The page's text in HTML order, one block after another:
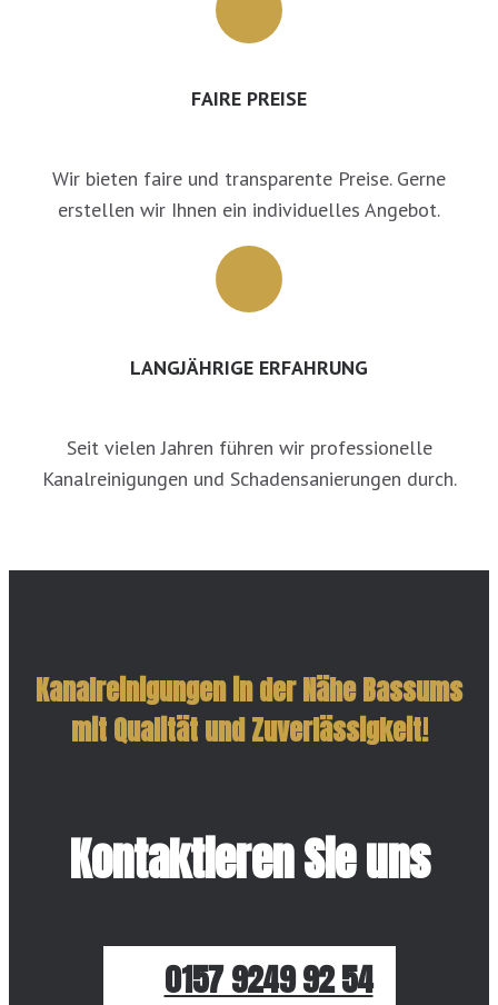
FAIRE PREISE
Wir bieten faire und transparente Preise. Gerne
erstellen wir Ihnen ein individuelles Angebot.
LANGJÄHRIGE ERFAHRUNG
Seit vielen Jahren führen wir professionelle
Kanalreinigungen und Schadensanierungen durch.
Kanalreinigungen in der Nähe Bassums
mit Qualität und Zuverlässigkeit!
Kontaktieren Sie uns
0157 9249 92 54